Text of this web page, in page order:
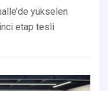
yükselen
etap tesli